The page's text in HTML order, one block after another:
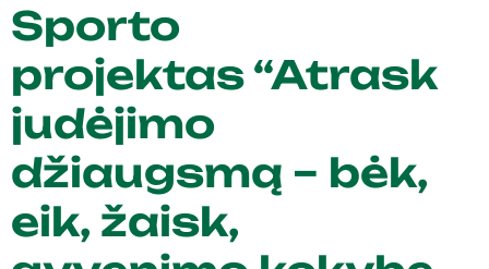
Sporto
projektas “Atrask
judėjimo
džiaugsmą – bėk,
eik, žaisk,